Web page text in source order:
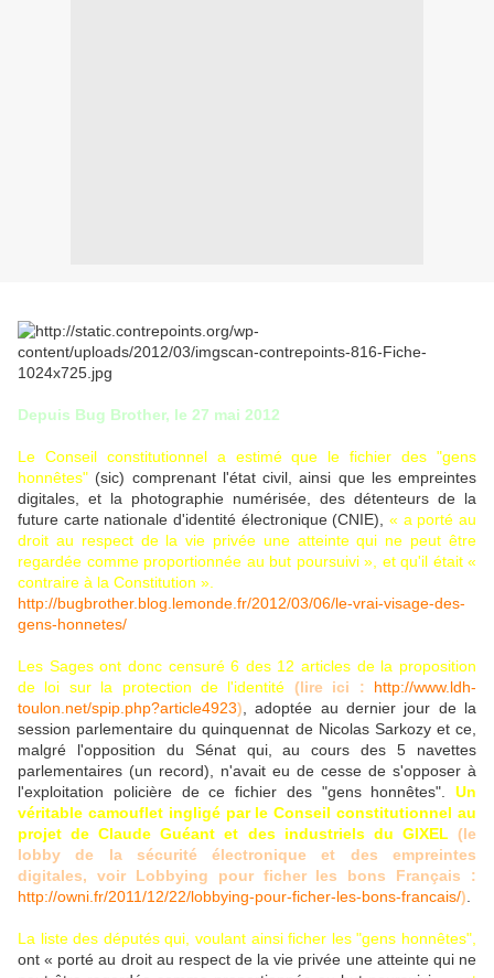
Depuis Bug Brother, le 27 mai 2012
Le Conseil constitutionnel a estimé que le fichier des "gens
honnêtes" (sic) comprenant l'état civil, ainsi que les empreintes
digitales, et la photographie numérisée, des détenteurs de la
future carte nationale d'identité électronique (CNIE), « a porté au
droit au respect de la vie privée une atteinte qui ne peut être
regardée comme proportionnée au but poursuivi », et qu'il était «
contraire à la Constitution ».
http://bugbrother.blog.lemonde.fr/2012/03/06/le-vrai-visage-des-
gens-honnetes/
Les Sages ont donc censuré 6 des 12 articles de la proposition
de loi sur la protection de l'identité (lire ici :
http://www.ldh-
toulon.net/spip.php?article4923) , adoptée au dernier jour de la
session parlementaire du quinquennat de Nicolas Sarkozy et ce,
malgré l'opposition du Sénat qui, au cours des 5 navettes
parlementaires (un record), n'avait eu de cesse de s'opposer à
l'exploitation policière de ce fichier des "gens honnêtes". Un
véritable camouflet ingligé par le Conseil constitutionnel au
projet de Claude Guéant et des industriels du GIXEL (le
lobby de la sécurité électronique et des empreintes
digitales, voir Lobbying pour ficher les bons Français :
http://owni.fr/2011/12/22/lobbying-pour-ficher-les-bons-francais/)
La liste des députés qui, voulant ainsi ficher les "gens honnêtes",
ont « porté au droit au respect de la vie privée une atteinte qui ne